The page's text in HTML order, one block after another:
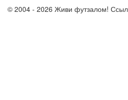
© 2004 - 2026 Живи футзалом!